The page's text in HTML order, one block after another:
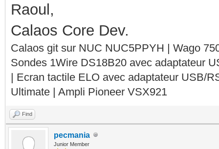
Raoul,
Calaos Core Dev.
Calaos git sur NUC NUC5PPYH | Wago
Sondes 1Wire DS18B20 avec adaptateur
| Ecran tactile ELO avec adaptateur USB/
Ultimate | Ampli Pioneer VSX921
Find
pecmania
Junior Member